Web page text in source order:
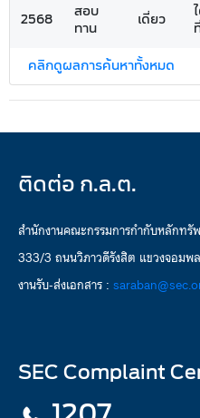
2568
สอบ
ทาน
เดี่ยว
คลิกดูผลการค้นหาทั้งหมด
ติดต่อ ก.ล.ต.
สำนักงานคณะกรรมการกำกับหลักท
333/3 ถนนวิภาวดีรังสิต แขวงจอมพ
งานรับ-ส่งเอกสาร :
SEC Complaint